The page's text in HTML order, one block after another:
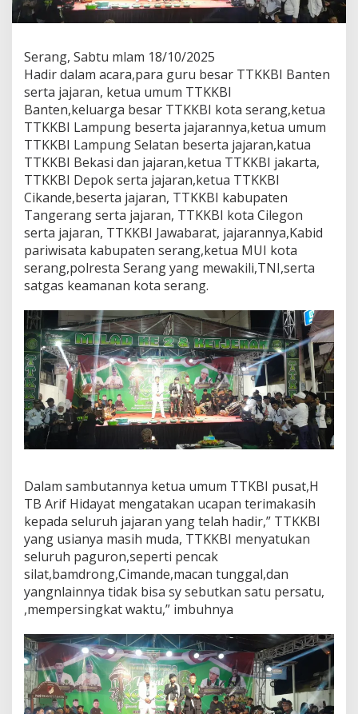
Serang, Sabtu mlam 18/10/2025
Hadir dalam acara,para guru besar TTKKBI Banten
serta jajaran, ketua umum TTKKBI
Banten,keluarga besar TTKKBI kota serang,ketua
TTKKBI Lampung beserta jajarannya,ketua umum
TTKKBI Lampung Selatan beserta jajaran,katua
TTKKBI Bekasi dan jajaran,ketua TTKKBI jakarta,
TTKKBI Depok serta jajaran,ketua TTKKBI
Cikande,beserta jajaran, TTKKBI kabupaten
Tangerang serta jajaran, TTKKBI kota Cilegon
serta jajaran, TTKKBI Jawabarat, jajarannya,Kabid
pariwisata kabupaten serang,ketua MUI kota
serang,polresta Serang yang mewakili,TNI,serta
satgas keamanan kota serang.
Dalam sambutannya ketua umum TTKBI pusat,H
TB Arif Hidayat mengatakan ucapan terimakasih
kepada seluruh jajaran yang telah hadir,” TTKKBI
yang usianya masih muda, TTKKBI menyatukan
seluruh paguron,seperti pencak
silat,bamdrong,Cimande,macan tunggal,dan
yangnlainnya tidak bisa sy sebutkan satu persatu,
,mempersingkat waktu,” imbuhnya